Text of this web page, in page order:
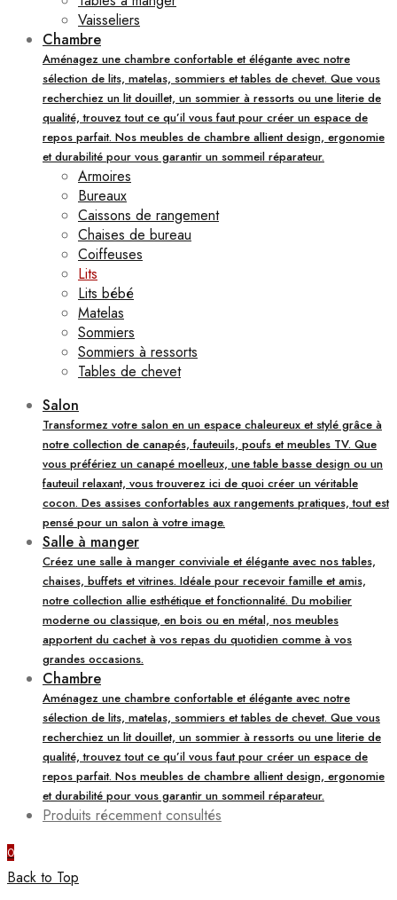
Vaisseliers
Chambre
Aménagez une chambre confortable et élégante avec notre
sélection de lits, matelas, sommiers et tables de chevet. Que vous
recherchiez un lit douillet, un sommier à ressorts ou une literie de
qualité, trouvez tout ce qu’il vous faut pour créer un espace de
repos parfait. Nos meubles de chambre allient design, ergonomie
et durabilité pour vous garantir un sommeil réparateur.
Armoires
Bureaux
Caissons de rangement
Chaises de bureau
Coiffeuses
Lits
Lits bébé
Matelas
Sommiers
Sommiers à ressorts
Tables de chevet
Salon
Transformez votre salon en un espace chaleureux et stylé grâce à
notre collection de canapés, fauteuils, poufs et meubles TV. Que
vous préfériez un canapé moelleux, une table basse design ou un
fauteuil relaxant, vous trouverez ici de quoi créer un véritable
cocon. Des assises confortables aux rangements pratiques, tout est
pensé pour un salon à votre image.
Salle à manger
Créez une salle à manger conviviale et élégante avec nos tables,
chaises, buffets et vitrines. Idéale pour recevoir famille et amis,
notre collection allie esthétique et fonctionnalité. Du mobilier
moderne ou classique, en bois ou en métal, nos meubles
apportent du cachet à vos repas du quotidien comme à vos
grandes occasions.
Chambre
Aménagez une chambre confortable et élégante avec notre
sélection de lits, matelas, sommiers et tables de chevet. Que vous
recherchiez un lit douillet, un sommier à ressorts ou une literie de
qualité, trouvez tout ce qu’il vous faut pour créer un espace de
repos parfait. Nos meubles de chambre allient design, ergonomie
et durabilité pour vous garantir un sommeil réparateur.
Produits récemment consultés
0
Back to Top